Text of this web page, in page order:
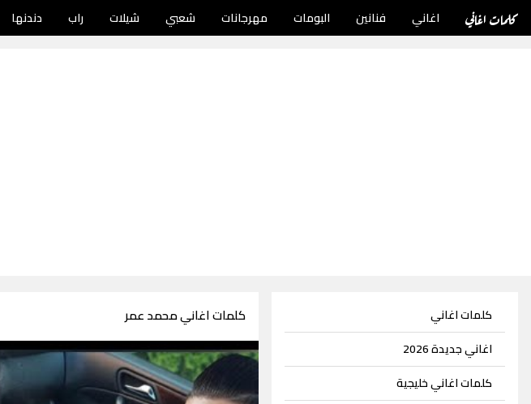
كلمات اغاني اغاني فنانين البومات مهرجانات شعبي شيلات راب دندنها
كلمات اغاني
اغاني جديدة 2026
كلمات اغاني خليجية
كلمات اغاني محمد عمر